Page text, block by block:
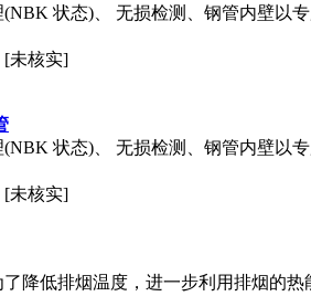
状态)、 无损检测、钢管内壁以
[未核实]
状态)、 无损检测、钢管内壁以
[未核实]
降低排烟温度，进一步利用排烟的